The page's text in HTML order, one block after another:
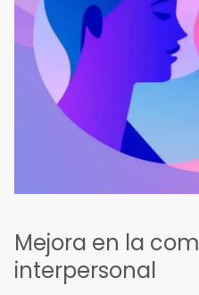
Mejora en la
interpersonal